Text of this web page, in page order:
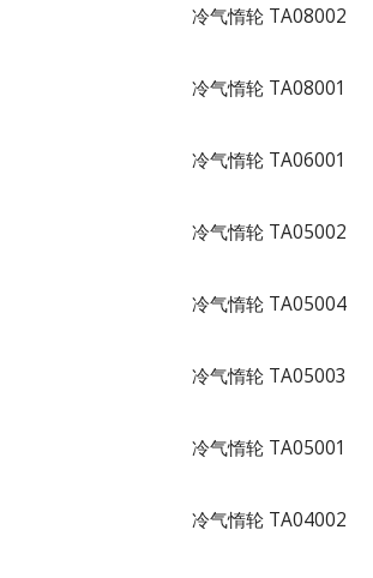
冷气惰轮 TA08002
冷气惰轮 TA08001
冷气惰轮 TA06001
冷气惰轮 TA05002
冷气惰轮 TA05004
冷气惰轮 TA05003
冷气惰轮 TA05001
冷气惰轮 TA04002